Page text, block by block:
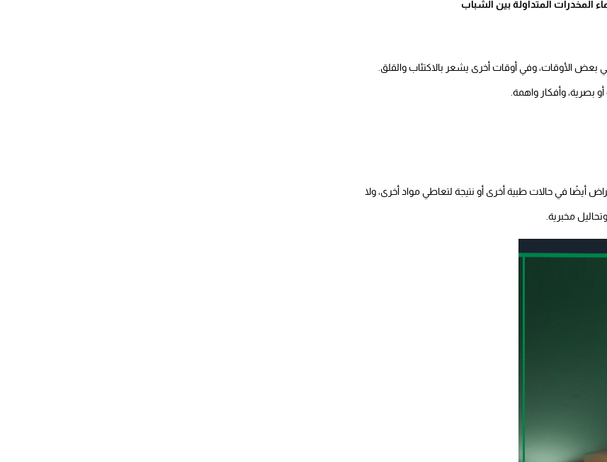
المخدرات المتداولة بين الشباب
بعض الأوقات، وفي أوقات أخرى يشعر بالاكتئاب والقلق.
بصرية، وأفكار واهمة.
في حالات طبية أخرى أو نتيجة لتعاطي مواد أخرى، ولا
مخبرية.